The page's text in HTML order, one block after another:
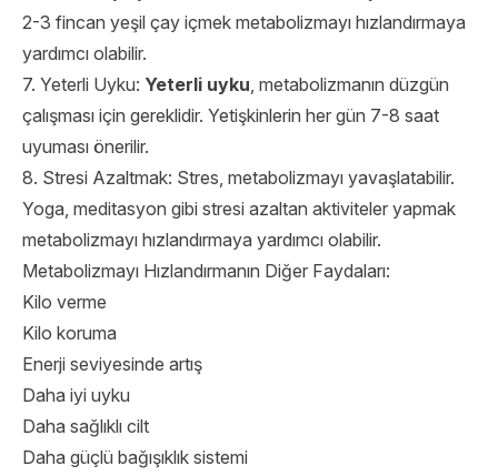
2-3 fincan yeşil çay içmek metabolizmayı hızlandırmaya
yardımcı olabilir.
7. Yeterli Uyku: Yeterli uyku, metabolizmanın düzgün
çalışması için gereklidir. Yetişkinlerin her gün 7-8 saat
uyuması önerilir.
8. Stresi Azaltmak: Stres, metabolizmayı yavaşlatabilir.
Yoga, meditasyon gibi stresi azaltan aktiviteler yapmak
metabolizmayı hızlandırmaya yardımcı olabilir.
Metabolizmayı Hızlandırmanın Diğer Faydaları:
Kilo verme
Kilo koruma
Enerji seviyesinde artış
Daha iyi uyku
Daha sağlıklı cilt
Daha güçlü bağışıklık sistemi